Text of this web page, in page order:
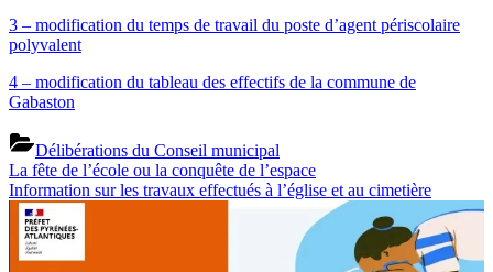
3 – modification du temps de travail du poste d’agent périscolaire
polyvalent
4 – modification du tableau des effectifs de la commune de
Gabaston
Délibérations du Conseil municipal
Navigation
de
l’article
Previous
Post:
La fête de l’école ou la conquête de l’espace
Next
Post:
Information sur les travaux effectués à l’église et au cimetière